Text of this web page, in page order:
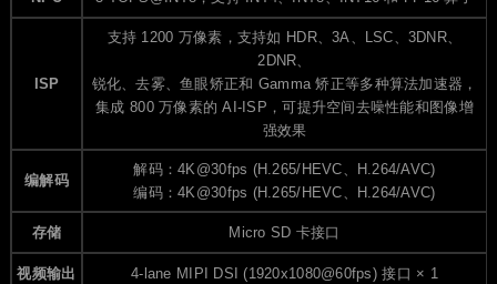
ISP
支持 1200 万像素，支持如 HDR、3A、LSC、3DNR、
2DNR、
锐化、去雾、鱼眼矫正和 Gamma 矫正等多种算法加速器，
集成 800 万像素的 AI-ISP，可提升空间去噪性能和图像增
强效果
编解码
解码：4K@30fps (H.265/HEVC、H.264/AVC)
编码：4K@30fps (H.265/HEVC、H.264/AVC)
存储 Micro SD 卡接口
视频输出 4-lane MIPI DSI (1920x1080@60fps) 接口 × 1